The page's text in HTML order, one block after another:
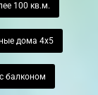
100 кв.м.
дома 4х5
балконом